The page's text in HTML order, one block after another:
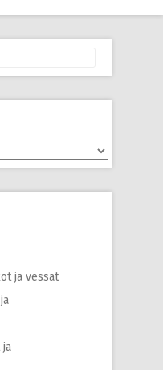
ja vessat
ja